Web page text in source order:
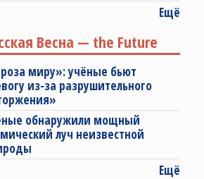
Ещё
Весна — the Future
миру»: учёные бьют
из-за разрушительного
обнаружили мощный
луч неизвестной
Ещё